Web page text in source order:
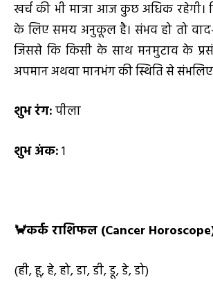
खर्च की भी मात्रा आज कुछ अधिक रहेगी।
के लिए समय अनुकूल है। संभव हो तो वाद-
जिससे कि किसी के साथ मनमुटाव के
अपमान अथवा मानभंग की स्थिति से
शुभ रंग:पीला
शुभ अंक:1
🦀कर्क राशिफल (Cancer
(ही, हू, हे, हो, डा, डी, डू, डे, डो)